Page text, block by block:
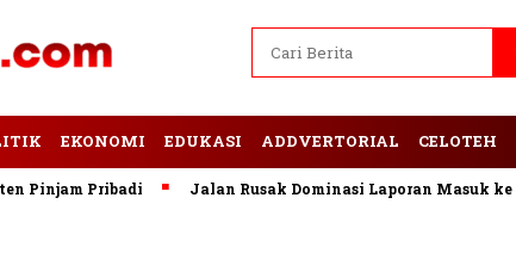
EKONOMI EDUKASI ADDVERTORIAL CELOTEH
Pribadi Jalan Rusak Dominasi Laporan Masuk ke